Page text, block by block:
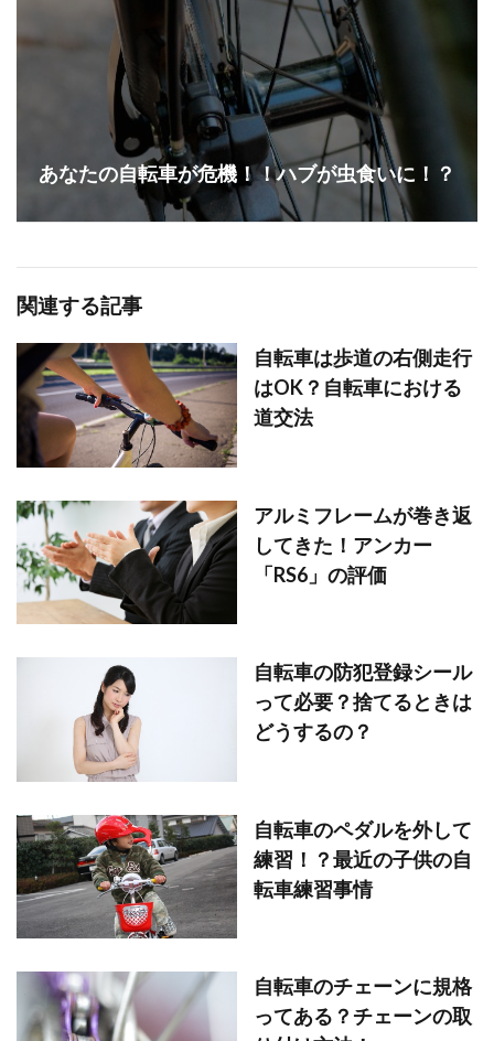
あなたの自転車が危機！！ハブが虫食いに！？
関連する記事
自転車は歩道の右側走行
はOK？自転車における
道交法
アルミフレームが巻き返
してきた！アンカー
「RS6」の評価
自転車の防犯登録シール
って必要？捨てるときは
どうするの？
自転車のペダルを外して
練習！？最近の子供の自
転車練習事情
自転車のチェーンに規格
ってある？チェーンの取